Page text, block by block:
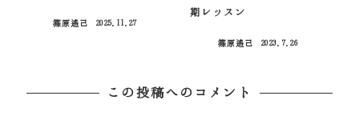
篠原遙己
2025.11.27
期レッスン
篠原遙己
2023.7.26
この投稿へのコメント